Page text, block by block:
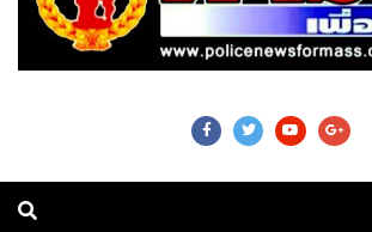
Police
Mass